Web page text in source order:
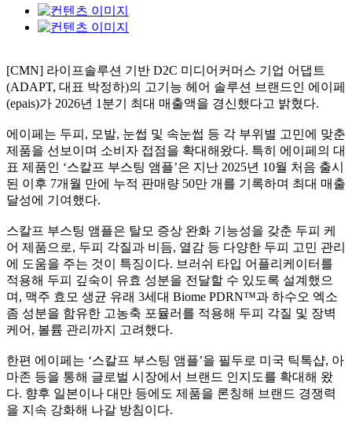
[CMN] 라이프솔루션 기반 D2C 미디어커머스 기업 어댑트
(ADAPT, 대표 박정하)의 고기능 헤어 솔루션 브랜드인 에이페
(epais)가 2026년 1분기 최대 매출액을 경신했다고 밝혔다.
에이페는 두피, 모발, 눈썹 및 속눈썹 등 각 부위별 고민에 맞춘
제품을 선보이며 소비자 접점을 확대해왔다. 특히 에이페의 대
표 제품인 ‘스칼프 부스팅 앰플’은 지난 2025년 10월 처음 출시
된 이후 7개월 만에 누적 판매량 50만 개를 기록하며 최대 매출
달성에 기여했다.
스칼프 부스팅 앰플은 탈모 증상 완화 기능성을 갖춘 두피 케
어 제품으로, 두피 각질과 비듬, 열감 등 다양한 두피 고민 관리
에 도움을 주는 것이 특징이다. 브러쉬 타입 어플리케이터를
적용해 두피 깊숙이 유효 성분을 전달할 수 있도록 설계했으
며, 맥주 효모 생균 유래 3세대 Biome PDRN™과 하수오 엑소
좀 성분을 함유한 고농축 포뮬러를 적용해 두피 각질 및 장벽
케어, 볼륨 관리까지 고려했다.
한편 에이페는 ‘스칼프 부스팅 앰플’을 필두로 미국 틱톡샵, 아
마존 등을 통해 글로벌 시장에서 브랜드 인지도를 확대해 왔
다. 향후 일본이나 대만 등에도 제품을 론칭해 브랜드 경쟁력
을 지속 강화해 나갈 방침이다.